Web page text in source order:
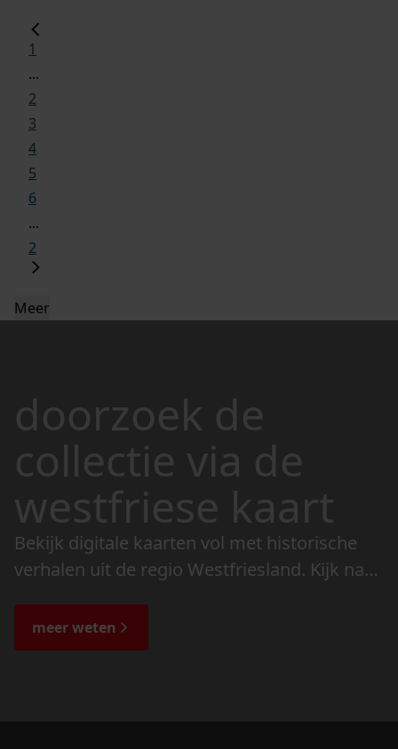
1
...
2
3
4
5
6
...
2
Meer
doorzoek de
collectie via de
westfriese kaart
Bekijk digitale kaarten vol met historische
verhalen uit de regio Westfriesland. Kijk naar
de bijzondere verhalen.
meer weten